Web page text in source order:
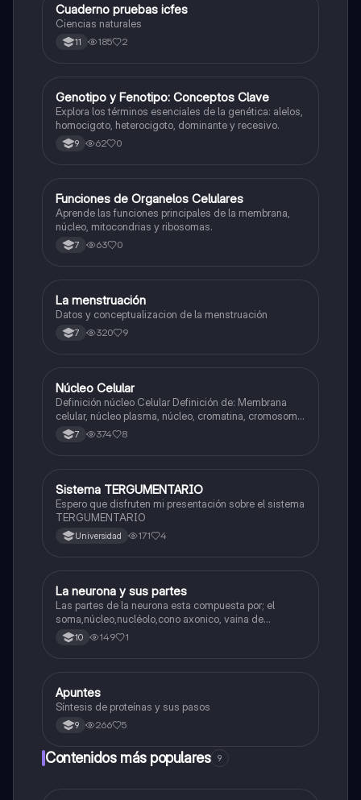
Biologia
Cuaderno pruebas icfes
Ciencias naturales
11 185 2
GBiologia
Genotipo y Fenotipo: Conceptos Clave
Explora los términos esenciales de la genética: alelos,
homocigoto, heterocigoto, dominante y recesivo.
9 62 0
FBiologia
Funciones de Organelos Celulares
Aprende las funciones principales de la membrana,
núcleo, mitocondrias y ribosomas.
7 63 0
Biologia
La menstruación
Datos y conceptualizacion de la menstruación
7 320 9
NBiologia
Núcleo Celular
Definición núcleo Celular Definición de: Membrana
celular, núcleo plasma, núcleo, cromatina, cromosoma
Interfase Fases de la interfase
7 374 8
Biologia
Sistema TERGUMENTARIO
Espero que disfruten mi presentación sobre el sistema
TERGUMENTARIO
Universidad 171 4
Biologia
La neurona y sus partes
Las partes de la neurona esta compuesta por; el
soma,núcleo,nucléolo,cono axonico, vaina de
mielina,celula schwan,núcleo de schwann,nódulo de
Ranvier,terminal axonico Arborizacion terminal, botón
10 149 1
Biologia
Apuntes
Síntesis de proteínas y sus pasos
9 266 5
Contenidos más populares 9